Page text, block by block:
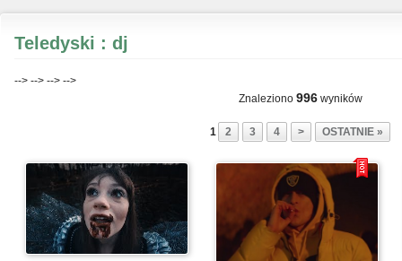
Teledyski : dj
--> --> --> -->
Znaleziono 996 wyników
1 2 3 4 > OSTATNIE »